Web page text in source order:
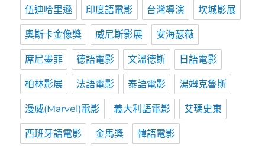
伍迪哈里遜 印度語電影 台灣導演 坎城影展
奧斯卡金像獎 威尼斯影展 安海瑟薇
席尼墨菲 德語電影 文溫德斯 日語電影
柏林影展 法語電影 泰語電影 湯姆克魯斯
漫威(Marvel)電影 義大利語電影 艾瑪史東
西班牙語電影 金馬獎 韓語電影